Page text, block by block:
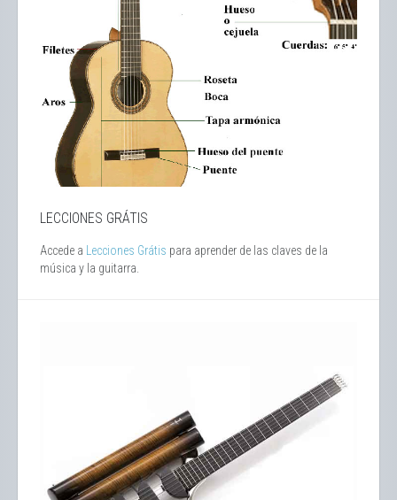
LECCIONES GRÁTIS
Accede a Lecciones Grátis para aprender de las claves de la
música y la guitarra.